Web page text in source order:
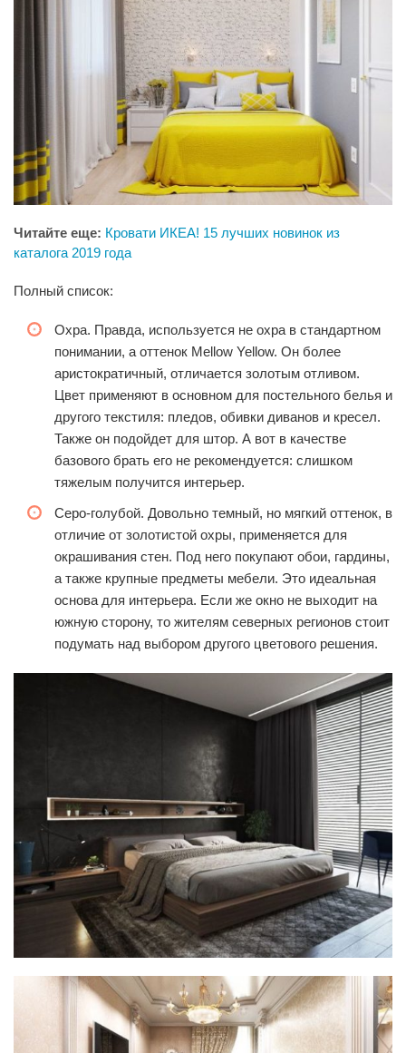
Читайте еще: Кровати ИКЕА! 15 лучших новинок из
каталога 2019 года
Полный список:
Охра. Правда, используется не охра в стандартном
понимании, а оттенок Mellow Yellow. Он более
аристократичный, отличается золотым отливом.
Цвет применяют в основном для постельного белья и
другого текстиля: пледов, обивки диванов и кресел.
Также он подойдет для штор. А вот в качестве
базового брать его не рекомендуется: слишком
тяжелым получится интерьер.
Серо-голубой. Довольно темный, но мягкий оттенок, в
отличие от золотистой охры, применяется для
окрашивания стен. Под него покупают обои, гардины,
а также крупные предметы мебели. Это идеальная
основа для интерьера. Если же окно не выходит на
южную сторону, то жителям северных регионов стоит
подумать над выбором другого цветового решения.